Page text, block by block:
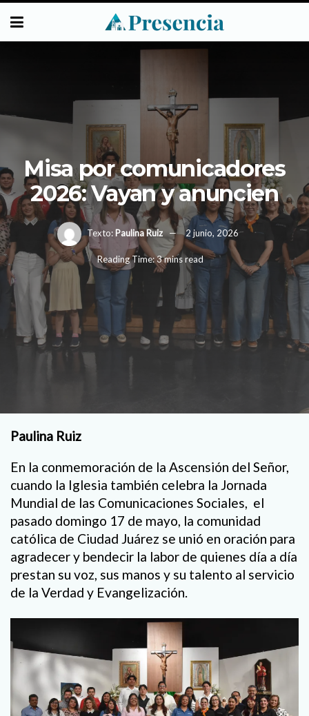
Misa por comunicadores
2026: Vayan y anuncien
Texto: Paulina Ruiz 2 junio, 2026
Reading Time: 3 mins read
Paulina Ruiz
En la conmemoración de la Ascensión del Señor,
cuando la Iglesia también celebra la Jornada
Mundial de las Comunicaciones Sociales, el
pasado domingo 17 de mayo, la comunidad
católica de Ciudad Juárez se unió en oración para
agradecer y bendecir la labor de quienes día a día
prestan su voz, sus manos y su talento al servicio
de la Verdad y Evangelización.